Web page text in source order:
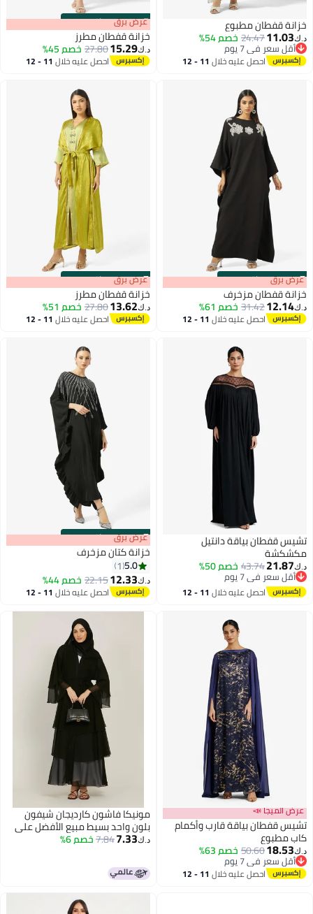
خزانة قفطان مطبوع
د.ك‏11.03
24.47خصم 54%
أقل سعر في 7 يوم
أقل سعر في 7 يوماحصل عليه خلال 11 - 12
00m:00s
·باقي 100% عرض برق
خزانة قفطان مطرز
د.ك‏15.29
27.80خصم 45%
احصل عليه خلال 11 - 12
00m:00s
·باقي 100% عرض برق
خزانة قفطان مزخرف
د.ك‏12.14
31.42خصم 61%
احصل عليه خلال 11 - 12
00m:00s
·باقي 100% عرض برق
خزانة قفطان مطرز
د.ك‏13.62
27.80خصم 51%
احصل عليه خلال 11 - 12
تشيس قفطان بياقة دانتيل
مكشكشة
د.ك‏21.87
43.74خصم 50%
أقل سعر في 7 يوم
أقل سعر في 7 يوماحصل عليه خلال 11 - 12
00m:00s
·باقي 100% عرض برق
خزانة كتان مزخرف
5.0
1
د.ك‏12.33
22.15خصم 44%
احصل عليه خلال 11 - 12
عرض الميجا 📣
تشيس قفطان بياقة قارب وأكمام
كاب مطبوع
د.ك‏18.53
50.60خصم 63%
أقل سعر في 7 يوم
أقل سعر في 7 يوماحصل عليه خلال 11 - 12
مونيكا فاشون كارديجان شيفون
بلون واحد بسيط مبيع الأفضل على
نون رقم 1896
د.ك‏7.33
7.84خصم 6%